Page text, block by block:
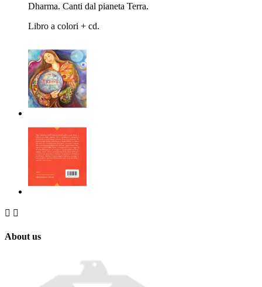
Dharma. Canti dal pianeta Terra.
Libro a colori + cd.
 
About us